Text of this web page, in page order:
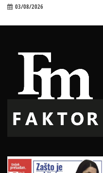
03/08/2026